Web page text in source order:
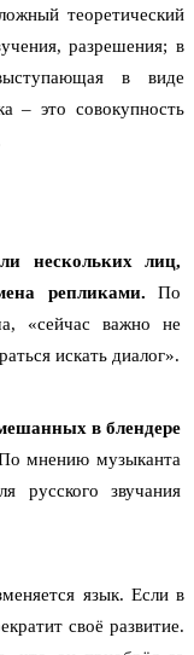
теоретический
разрешения; в
в виде
– это совокупность
нескольких лиц,
репликами. По
«сейчас важно не
искать диалог».
в блендере
мнению музыканта
русского звучания
язык. Если в
своё развитие.